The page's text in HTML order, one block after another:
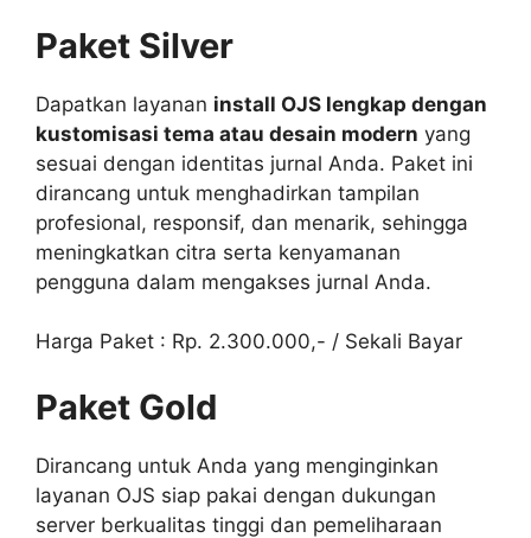
Paket Silver
Dapatkan layanan install OJS lengkap dengan
kustomisasi tema atau desain modern yang
sesuai dengan identitas jurnal Anda. Paket ini
dirancang untuk menghadirkan tampilan
profesional, responsif, dan menarik, sehingga
meningkatkan citra serta kenyamanan
pengguna dalam mengakses jurnal Anda.
Harga Paket : Rp. 2.300.000,- / Sekali Bayar
Paket Gold
Dirancang untuk Anda yang menginginkan
layanan OJS siap pakai dengan dukungan
server berkualitas tinggi dan pemeliharaan